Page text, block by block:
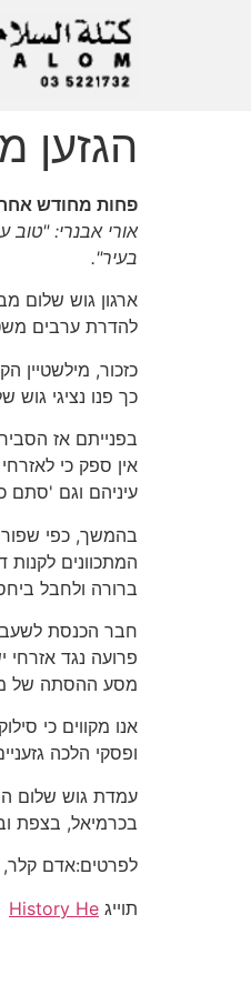
הגזען
פחות מחודש
אורי אבנרי:
בעיר".
ארגון גוש שלום
להדרת ערבים
כזכור,
כך פנו נציגי
בפנייתם אז
אין ספק כי
עיניהם וגם 'סתם
בהמשך, כפי
המתכוונים
ברורה ולחבל
חבר הכנסת לשעבר
פרועה נגד
מסע ההסתה של
אנו מקווים כי
ופסקי הלכה
עמדת גוש שלום
בכרמיאל, בצפת
לפרטים:אדם קלר, דובר
תוייג History He